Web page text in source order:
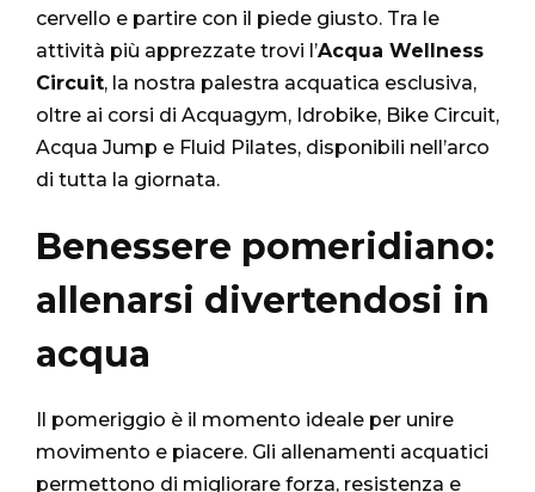
cervello e partire con il piede giusto. Tra le
attività più apprezzate trovi l’Acqua Wellness
Circuit, la nostra palestra acquatica esclusiva,
oltre ai corsi di Acquagym, Idrobike, Bike Circuit,
Acqua Jump e Fluid Pilates, disponibili nell’arco
di tutta la giornata.
Benessere pomeridiano:
allenarsi divertendosi in
acqua
Il pomeriggio è il momento ideale per unire
movimento e piacere. Gli allenamenti acquatici
permettono di migliorare forza, resistenza e